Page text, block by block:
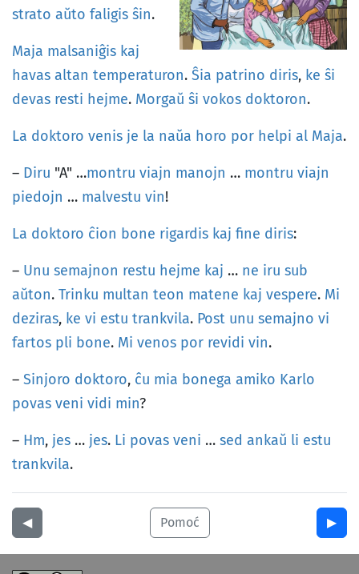
strato aŭto faligis ŝin.
Maja malsaniĝis kaj
havas altan temperaturon. Ŝia patrino diris, ke ŝi
devas resti hejme. Morgaŭ ŝi vokos doktoron.
La doktoro venis je la naŭa horo por helpi al Maja.
– Diru "A" …montru viajn manojn … montru viajn
piedojn … malvestu vin!
La doktoro ĉion bone rigardis kaj fine diris:
– Unu semajnon restu hejme kaj … ne iru sub
aŭton. Trinku multan teon matene kaj vespere. Mi
deziras, ke vi estu trankvila. Post unu semajno vi
fartos pli bone. Mi venos por revidi vin.
– Sinjoro doktoro, ĉu mia bonega amiko Karlo
povas veni vidi min?
– Hm, jes … jes. Li povas veni … sed ankaŭ li estu
trankvila.
◀︎ Pomoć ▶︎